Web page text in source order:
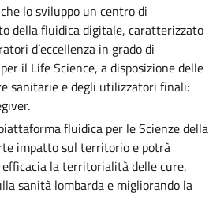
lo sviluppo un centro di
della fluidica digitale, caratterizzato
d’eccellenza in grado di
il Life Science, a disposizione delle
sanitarie e degli utilizzatori finali:
fluidica per le Scienze della
impatto sul territorio e potrà
la territorialità delle cure,
sanità lombarda e migliorando la